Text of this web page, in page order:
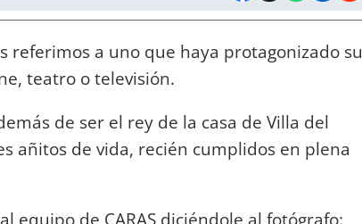
referimos a uno que haya protagonizado su
teatro o televisión.
de ser el rey de la casa de Villa del
añitos de vida, recién cumplidos en plena